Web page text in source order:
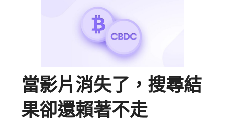
當影片消失了，搜尋結
果卻還賴著不走